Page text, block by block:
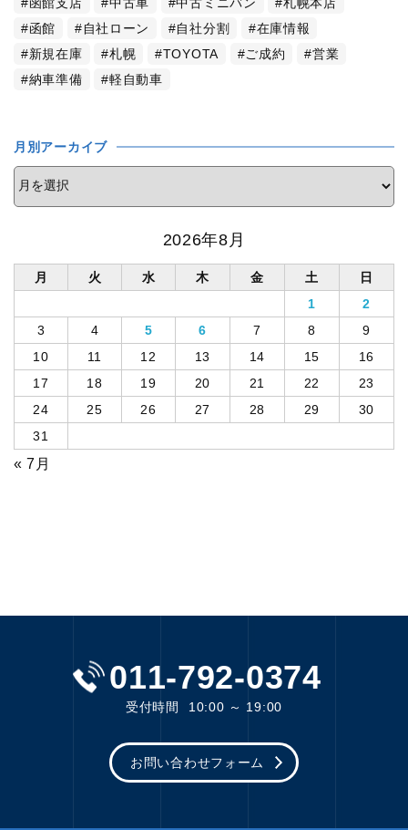
函館
自社ローン 自社分割
在庫情報
新規在庫
札幌 TOYOTA ご成約
営業
納車準備
軽自動車
月別アーカイブ
2026年8月
月 火 水 木 金 土
日
1
2
3
4 5 6 7 8
9
10
11 12 13 14 15
16
17
18 19 20 21 22
23
24
25 26 27 28 29
30
31
« 7月
011-792-0374
受付時間 10:00 ～ 19:00
お問い合わせフォーム